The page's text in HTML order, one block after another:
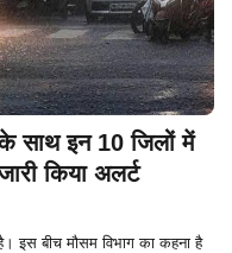
इन 10 जिलों में
किया अलर्ट
इस बीच मौसम विभाग का कहना है